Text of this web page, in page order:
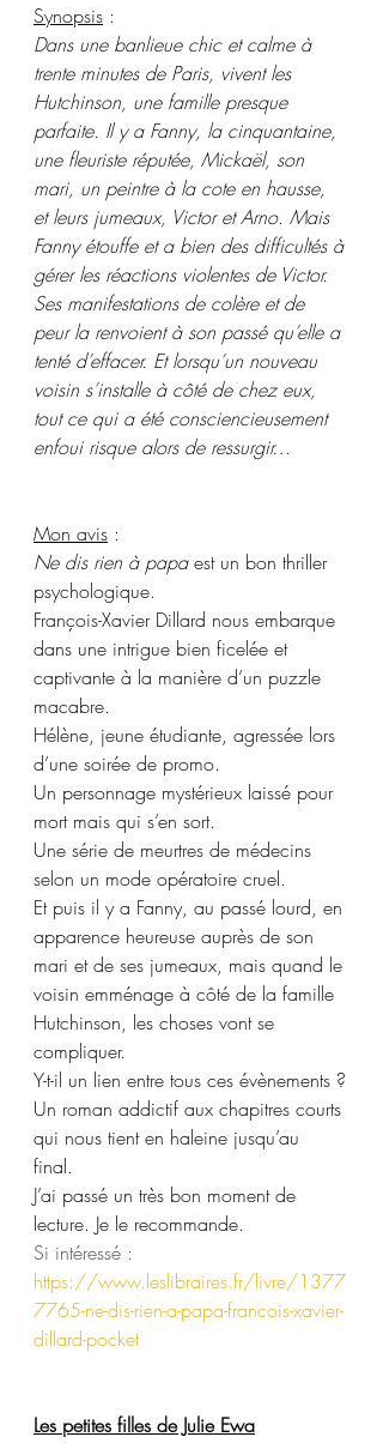
Synopsis :
Dans une banlieue chic et calme à
trente minutes de Paris, vivent les
Hutchinson, une famille presque
parfaite. Il y a Fanny, la cinquantaine,
une fleuriste réputée, Mickaël, son
mari, un peintre à la cote en hausse,
et leurs jumeaux, Victor et Arno. Mais
Fanny étouffe et a bien des difficultés à
gérer les réactions violentes de Victor.
Ses manifestations de colère et de
peur la renvoient à son passé qu’elle a
tenté d’effacer. Et lorsqu’un nouveau
voisin s’installe à côté de chez eux,
tout ce qui a été consciencieusement
enfoui risque alors de ressurgir…
Mon avis :
Ne dis rien à papa est un bon thriller
psychologique.
François-Xavier Dillard nous embarque
dans une intrigue bien ficelée et
captivante à la manière d’un puzzle
macabre.
Hélène, jeune étudiante, agressée lors
d’une soirée de promo.
Un personnage mystérieux laissé pour
mort mais qui s’en sort.
Une série de meurtres de médecins
selon un mode opératoire cruel.
Et puis il y a Fanny, au passé lourd, en
apparence heureuse auprès de son
mari et de ses jumeaux, mais quand le
voisin emménage à côté de la famille
Hutchinson, les choses vont se
compliquer.
Y-t-il un lien entre tous ces évènements ?
Un roman addictif aux chapitres courts
qui nous tient en haleine jusqu’au
final.
J’ai passé un très bon moment de
lecture. Je le recommande.
Si intéressé :
https://www.leslibraires.fr/livre/1377
7765-ne-dis-rien-a-papa-francois-xavier-
dillard-pocket
Les petites filles de Julie Ewa